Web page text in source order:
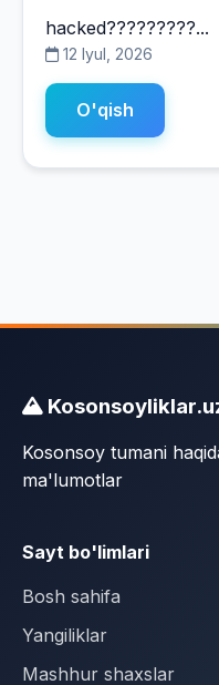
hacked?????????...
12 Iyul, 2026
O'qish
Kosonsoy tumani
ma'lumotlar
Sayt bo'limlari
Bosh sahifa
Yangiliklar
Mashhur shaxslar